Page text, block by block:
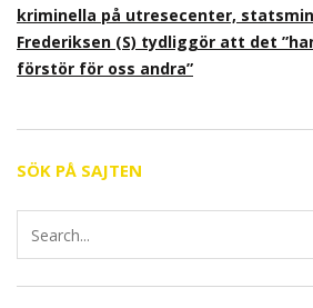
kriminella på utresecenter,
Frederiksen (S) tydliggör att det
förstör för oss andra”
SÖK PÅ SAJTEN